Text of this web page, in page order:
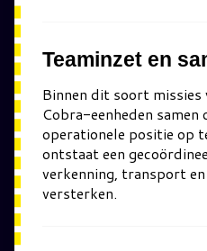
Teaminzet en
Binnen dit soort
Cobra-eenheden samen
operationele positie op
ontstaat een
verkenning, transport
versterken.